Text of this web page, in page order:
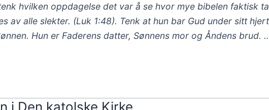
hvilken oppdagelse det var å se hvor mye bibelen faktisk
av alle slekter. (Luk 1:48). Tenk at hun bar Gud under sitt
Hun er Faderens datter, Sønnens mor og Åndens brud.
i Den katolske Kirke